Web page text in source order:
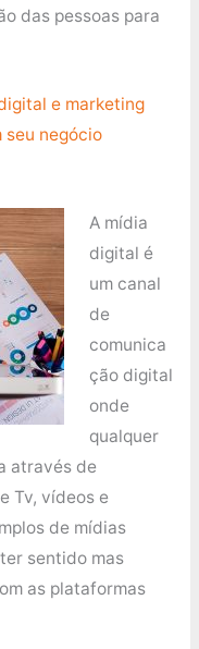
das pessoas para
e marketing
negócio
A mídia
digital é
um canal
de
comunica
ção digital
onde
qualquer
através de
Tv, vídeos e
de mídias
sentido mas
as plataformas